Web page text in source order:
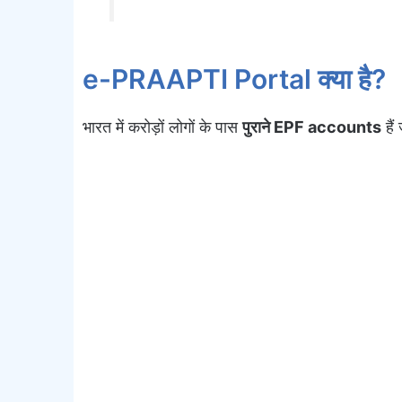
e-PRAAPTI Portal क्या है?
भारत में करोड़ों लोगों के पासपुराने EPF accountsहैं